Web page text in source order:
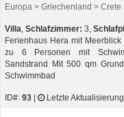
Europa > Griechenland > Crete
Villa, Schlafzimmer: 3,
Ferienhaus Hera mit
zu 6 Personen mit
Sandstrand Mit 500 qm
Schwimmbad
ID#: 93 Letzte